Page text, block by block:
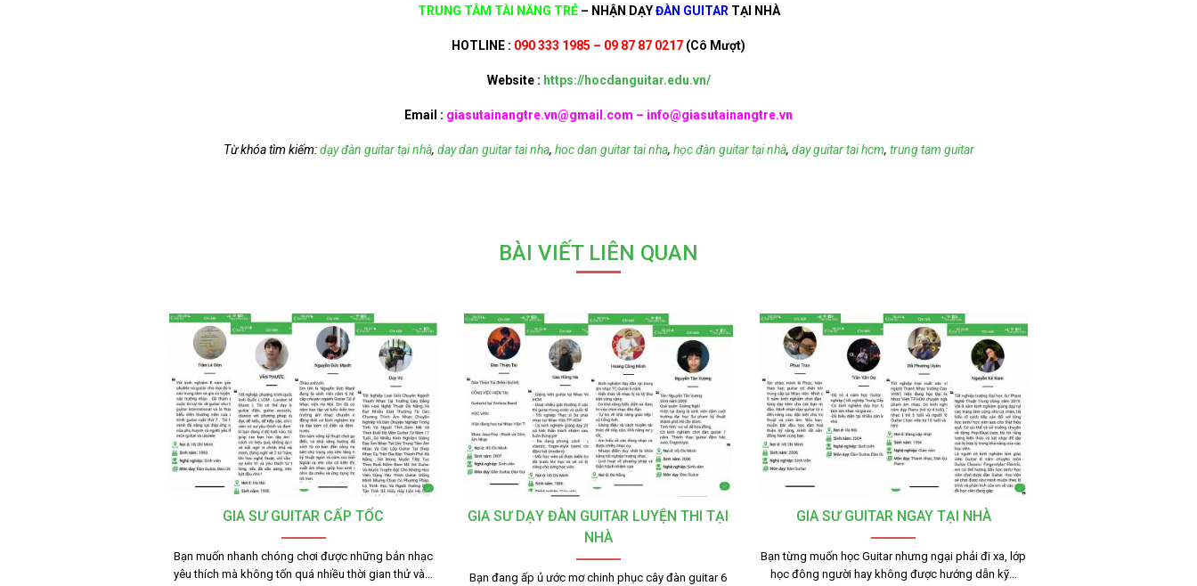
TRUNG TÂM TÀI NĂNG TRẺ– NHẬN DẠYĐÀN GUITAR TẠI NHÀ
HOTLINE : 090 333 1985 – 09 87 87 0217 (Cô Mượt)
Website : https://hocdanguitar.edu.vn/
Email : giasutainangtre.vn@gmail.com – info@giasutainangtre.vn
Từ khóa tìm kiếm:dạy đàn guitar tại nhà, day dan guitar tai nha, hoc dan guitar tai nha, học đàn guitar tại nhà, day guitar tai hcm, trung tam guitar
BÀI VIẾT LIÊN QUAN
GIA SƯ GUITAR CẤP TỐC
Bạn muốn nhanh chóng chơi được những bản nhạc
yêu thích mà không tốn quá nhiều thời gian thử và…
GIA SƯ DẠY ĐÀN GUITAR LUYỆN THI TẠI
NHÀ
Bạn đang ấp ủ ước mơ chinh phục cây đàn guitar 6
GIA SƯ GUITAR NGAY TẠI NHÀ
Bạn từng muốn học Guitar nhưng ngại phải đi xa, lớp
học đông người hay không được hướng dẫn kỹ…